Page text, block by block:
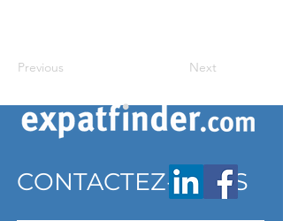
Previous Next
CONTACTEZ-NOUS